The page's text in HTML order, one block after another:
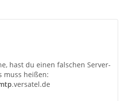
hast du einen falschen Server-
muss heißen:
.versatel.de